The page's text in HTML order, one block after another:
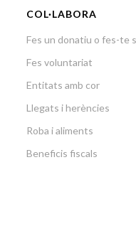
COL·LABORA
Fes un donatiu o fes-te
Fes voluntariat
Entitats amb cor
Llegats i herències
Roba i aliments
Beneficis fiscals